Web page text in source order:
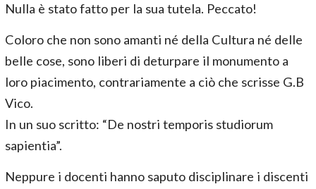
Nulla è stato fatto per la sua tutela. Peccato!
Coloro che non sono amanti né della Cultura né delle
belle cose, sono liberi di deturpare il monumento a
loro piacimento, contrariamente a ciò che scrisse G.B
Vico.
In un suo scritto: “De nostri temporis studiorum
sapientia”.
Neppure i docenti hanno saputo disciplinare i discenti